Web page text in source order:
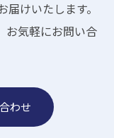
けいたします。
お気軽にお問い合
わせ